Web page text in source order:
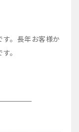
。長年お客様か
。